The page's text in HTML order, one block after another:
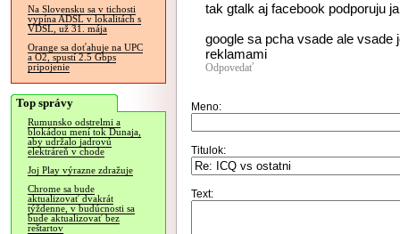
Na Slovensku sa v tichosti
vypína ADSL v lokalitách s
VDSL, už 31. mája
Orange sa doťahuje na UPC
a O2, spustí 2.5 Gbps
pripojenie
Top správy
Rumunsko odstrelmi a
blokádou mení tok Dunaja,
aby udržalo jadrovú
elektráreň v chode
Joj Play výrazne zdražuje
Chrome sa bude
aktualizovať dvakrát
týždenne, v budúcnosti sa
bude aktualizovať bez
reštartov
tak gtalk aj facebook podporuju
google sa pcha vsade ale
reklamami
Odpovedať
Meno:
Titulok:
Text: